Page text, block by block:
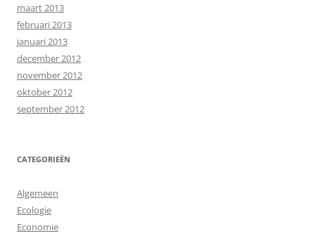
maart 2013
februari 2013
januari 2013
december 2012
november 2012
oktober 2012
september 2012
CATEGORIEËN
Algemeen
Ecologie
Economie